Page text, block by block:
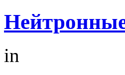
in